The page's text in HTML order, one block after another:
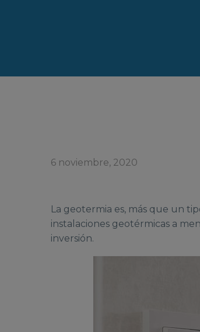
6 noviembre, 2020
La geotermia es, más que un
instalaciones geotérmicas a
inversión.